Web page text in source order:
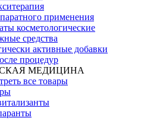
применения
косметологические
средства
активные добавки
процедур
МЕДИЦИНА
все товары